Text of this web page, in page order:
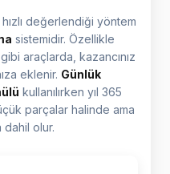
değerlendiği yöntem
sistemidir. Özellikle
araçlarda, kazancınız
eklenir. Günlük
kullanılırken yıl 365
parçalar halinde ama
olur.